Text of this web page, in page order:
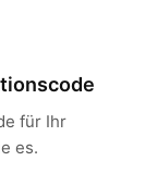
für Ihr
es.